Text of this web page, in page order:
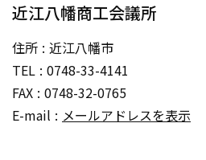
近江八幡商工会議所
住所 近江八幡市
TEL 0748-33-4141
FAX 0748-32-0765
E-mail
メールアドレスを表示